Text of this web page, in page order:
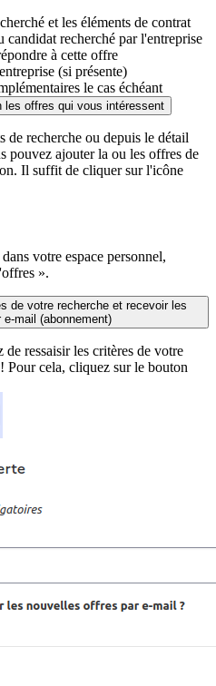
et les éléments de contrat
recherché par l'entreprise
à cette offre
(si présente)
le cas échéant
les offres qui vous intéressent
de recherche ou depuis le détail
pouvez ajouter la ou les offres de
Il suffit de cliquer sur l'icône
votre espace personnel,
».
de votre recherche et recevoir les
e-mail (abonnement)
ressaisir les critères de votre
Pour cela, cliquez sur le bouton